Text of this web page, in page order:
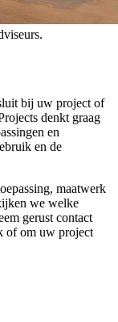
bij uw project of
denkt graag
en
en de
maatwerk
we welke
gerust contact
of om uw project